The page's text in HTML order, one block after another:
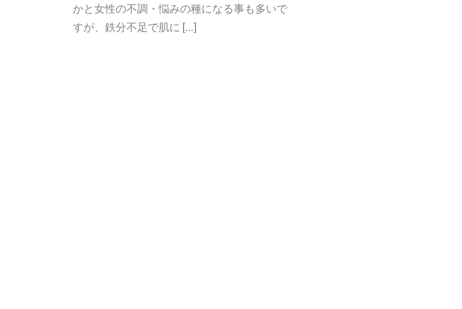
かと女性の不調・悩みの種になる事も多いで
すが、鉄分不足で肌に […]